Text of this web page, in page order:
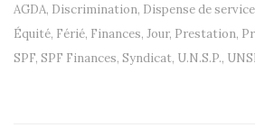
AGDA, Discrimination, Dispense de service
Équité, Férié, Finances, Jour, Prestation,
SPF, SPF Finances, Syndicat, U.N.S.P.,